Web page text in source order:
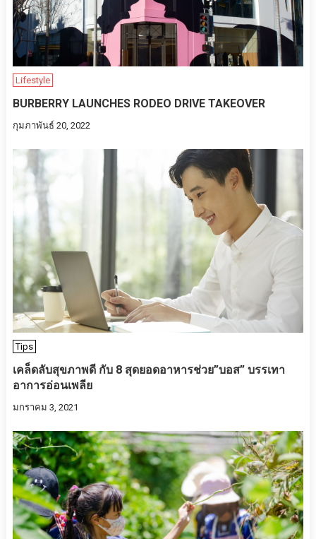
Lifestyle
BURBERRY LAUNCHES RODEO DRIVE TAKEOVER
กุมภาพันธ์ 20, 2022
Tips
เคล็ดลับ​สุขภาพ​ดี​ กับ​ 8 สุดยอดอาหารช่วย”บอส” บรรเทา
อาการอ่อนเพลีย
มกราคม 3, 2021